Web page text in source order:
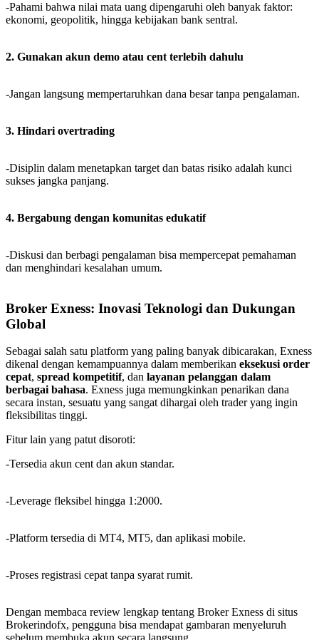
-Pahami bahwa nilai mata uang dipengaruhi oleh banyak faktor:
ekonomi, geopolitik, hingga kebijakan bank sentral.
2. Gunakan akun demo atau cent terlebih dahulu
-Jangan langsung mempertaruhkan dana besar tanpa pengalaman.
3. Hindari overtrading
-Disiplin dalam menetapkan target dan batas risiko adalah kunci
sukses jangka panjang.
4. Bergabung dengan komunitas edukatif
-Diskusi dan berbagi pengalaman bisa mempercepat pemahaman
dan menghindari kesalahan umum.
Broker Exness: Inovasi Teknologi dan Dukungan
Global
Sebagai salah satu platform yang paling banyak dibicarakan, Exness
dikenal dengan kemampuannya dalam memberikan eksekusi order
cepat, spread kompetitif, dan layanan pelanggan dalam
berbagai bahasa. Exness juga memungkinkan penarikan dana
secara instan, sesuatu yang sangat dihargai oleh trader yang ingin
fleksibilitas tinggi.
Fitur lain yang patut disoroti:
-Tersedia akun cent dan akun standar.
-Leverage fleksibel hingga 1:2000.
-Platform tersedia di MT4, MT5, dan aplikasi mobile.
-Proses registrasi cepat tanpa syarat rumit.
Dengan membaca review lengkap tentang Broker Exness di situs
Brokerindofx, pengguna bisa mendapat gambaran menyeluruh